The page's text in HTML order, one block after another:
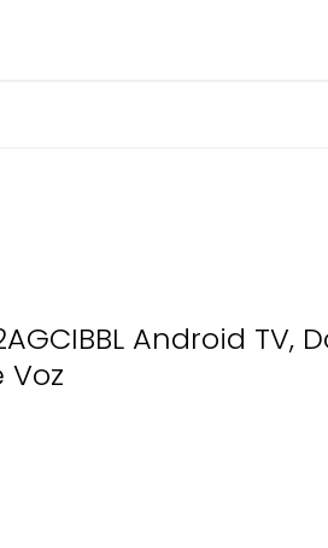
Android TV,